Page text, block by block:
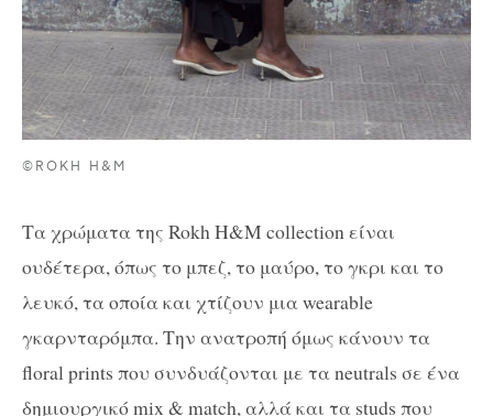
©ROKH H&M
Τα χρώματα της Rokh H&M collection είναι
ουδέτερα, όπως το μπεζ, το μαύρο, το γκρι και το
λευκό, τα οποία και χτίζουν μια wearable
γκαρνταρόμπα. Την ανατροπή όμως κάνουν τα
floral prints που συνδυάζονται με τα neutrals σε ένα
δημιουργικό mix & match, αλλά και τα studs που